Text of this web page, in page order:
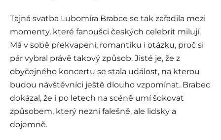
Tajná svatba Lubomíra Brabce se tak zařadila mezi
momenty, které fanoušci českých celebrit milují.
Má v sobě překvapení, romantiku i otázku, proč si
pár vybral právě takový způsob. Jisté je, že z
obyčejného koncertu se stala událost, na kterou
budou návštěvníci ještě dlouho vzpomínat. Brabec
dokázal, že i po letech na scéně umí šokovat
způsobem, který nezní falešně, ale lidsky a
dojemně.